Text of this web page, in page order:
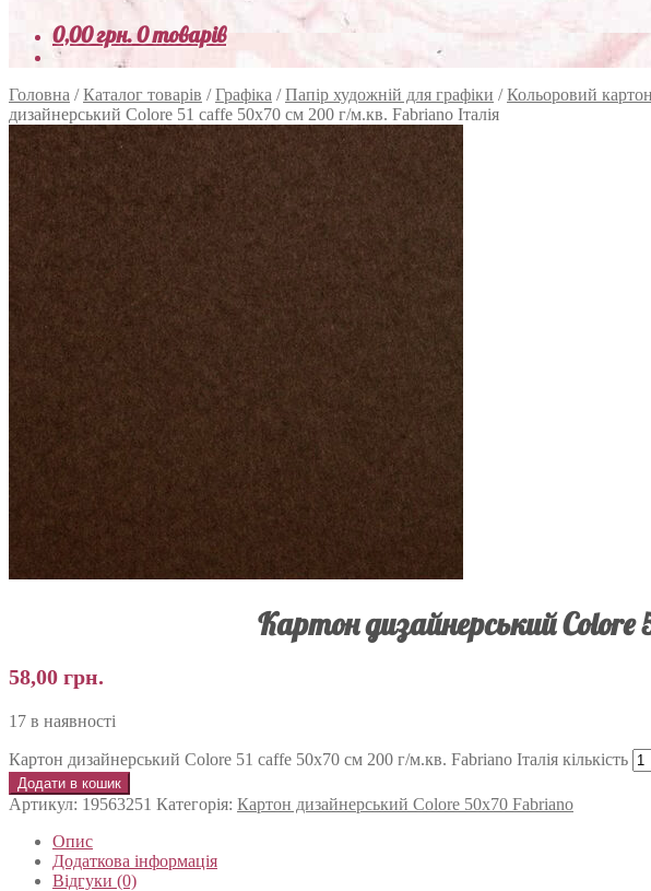
0,00грн.0 товарів
Головна /Каталог товарів /Графіка /Папір художній для графіки /Кольоровий картон
дизайнерський Colore 51 caffe 50х70 см 200 г/м.кв. Fabriano Італія
Картон дизайнерський
58,00 грн.
17 в наявності
Картон дизайнерський Colore 51 caffe 50х70 см 200 г/м.кв. Fabriano Італія кількість
Додати в кошик
Артикул: 19563251 Категорія: Картон дизайнерський Colore 50х70 Fabriano
Опис
Додаткова інформація
Відгуки (0)